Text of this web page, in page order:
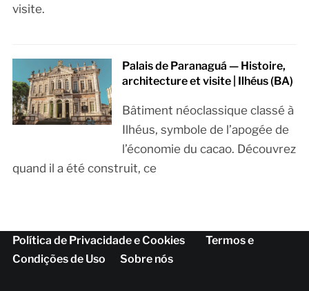
visite.
Palais de Paranaguá — Histoire,
architecture et visite | Ilhéus (BA)
Bâtiment néoclassique classé à
Ilhéus, symbole de l’apogée de
l’économie du cacao. Découvrez
quand il a été construit, ce
Política de Privacidade e Cookies
Termos e
Condições de Uso
Sobre nós